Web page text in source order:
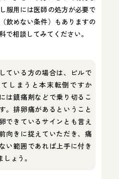
服用には医師の処方が必要で
飲めない条件）もありますの
で相談してみてください。
ている方の場合は、ピルで
しまうと本末転倒ですか
は鎮痛剤などで乗り切るこ
。排卵痛があるということ
できているサインとも言え
向きに捉えていただき、痛
い範囲であれば上手に付き
ょう。